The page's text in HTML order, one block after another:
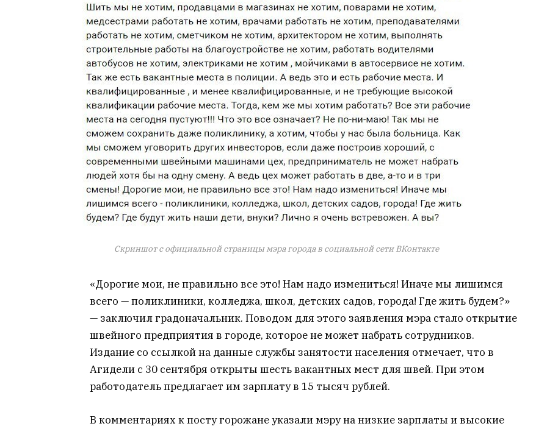
Скриншот с официальной страницы мэра города в социальной сети ВКонтакте
«Дорогие мои, не правильно все это! Нам надо измениться! Иначе мы лишимся
всего — поликлиники, колледжа, школ, детских садов, города! Где жить будем?»
— заключил градоначальник. Поводом для этого заявления мэра стало открытие
швейного предприятия в городе, которое не может набрать сотрудников.
Издание со ссылкой на данные службы занятости населения отмечает, что в
Агидели с 30 сентября открыты шесть вакантных мест для швей. При этом
работодатель предлагает им зарплату в 15 тысяч рублей.
В комментариях к посту горожане указали мэру на низкие зарплаты и высокие